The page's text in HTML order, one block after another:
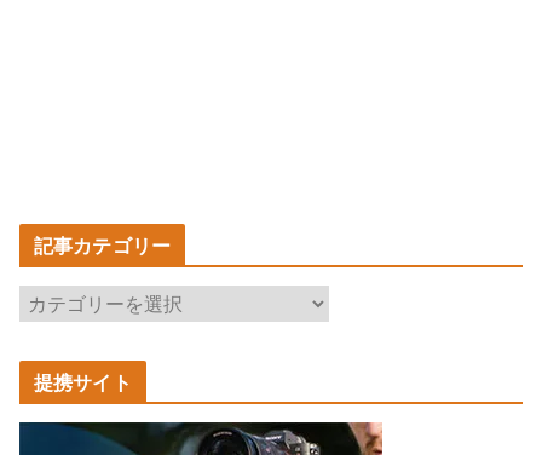
記事カテゴリー
記
事
カ
テ
ゴ
提携サイト